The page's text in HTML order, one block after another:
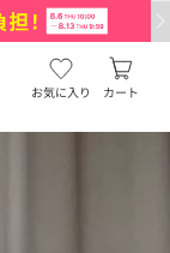
お気に入り カート